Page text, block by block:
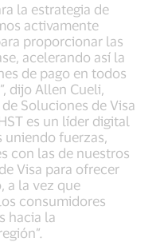
la estrategia de
activamente
proporcionar las
acelerando así la
de pago en todos
dijo Allen Cueli,
Soluciones de Visa
es un líder digital
uniendo fuerzas,
con las de nuestros
Visa para ofrecer
a la vez que
consumidores
hacia la